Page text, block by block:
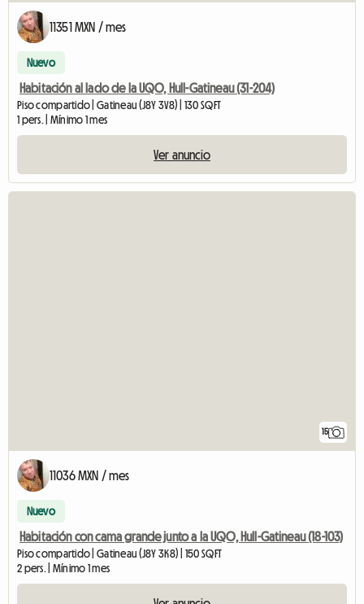
11351 MXN / mes
Nuevo
Habitación al lado de la UQO, Hull-Gatineau (31-204)
Piso compartido | Gatineau (J8Y 3V8) | 130 SQFT
1 pers. | Mínimo 1 mes
Ver anuncio
15
11036 MXN / mes
Nuevo
Habitación con cama grande junto a la UQO, Hull-Gatineau (18-103)
Piso compartido | Gatineau (J8Y 3K8) | 150 SQFT
2 pers. | Mínimo 1 mes